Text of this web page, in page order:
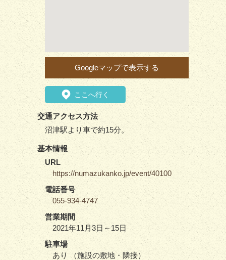
Googleマップで表示する
ここへ行く
交通アクセス方法
沼津駅より車で約15分。
基本情報
URL
https://numazukanko.jp/event/40100
電話番号
055-934-4747
営業期間
2021年11月3日～15日
駐車場
あり （施設の敷地・隣接）